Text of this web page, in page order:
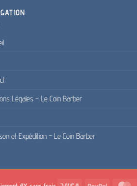
Légales – Le Coin Barber
et Expédition – Le Coin Barber